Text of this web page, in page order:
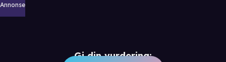
Annonse
Gi din vurdering: